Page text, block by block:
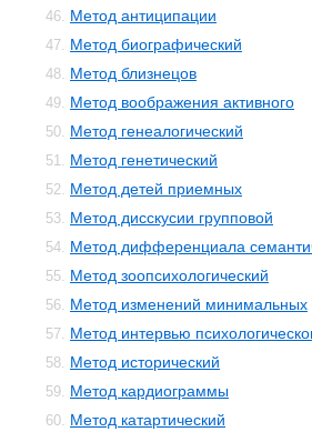
46. Метод антиципации
47. Метод биографический
48. Метод близнецов
49. Метод воображения активного
50. Метод генеалогический
51. Метод генетический
52. Метод детей приемных
53. Метод дисскусии групповой
54. Метод дифференциала
55. Метод зоопсихологический
56. Метод изменений минимальных
57. Метод интервью
58. Метод исторический
59. Метод кардиограммы
60. Метод катартический